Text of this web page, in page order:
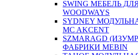
SWING МЕБЕЛЬ
WOODWAYS
SYDNEY
MC AKCENT
SZMARAGD
ФАБРИКИ MEBIN